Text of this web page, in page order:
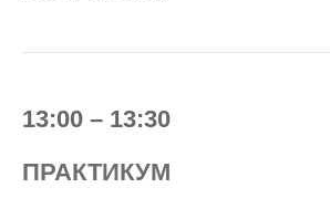
13:00 – 13:30
ПРАКТИКУМ